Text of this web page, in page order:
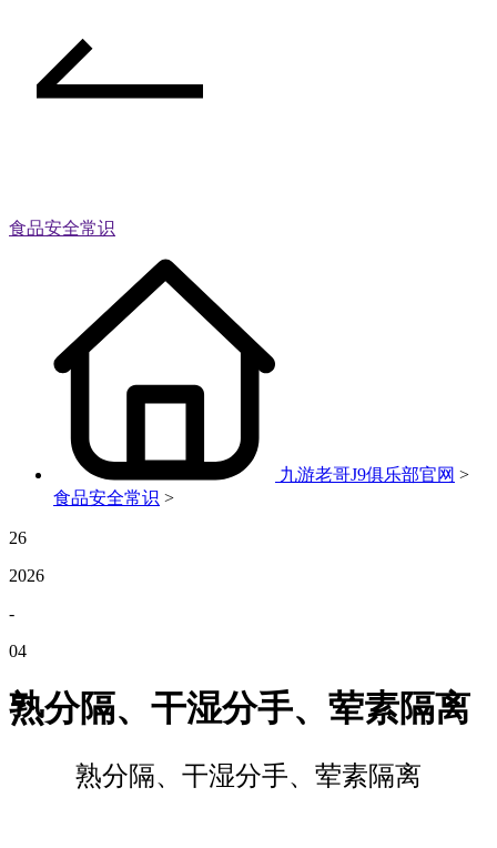
食品安全常识
九游老哥J9俱乐部官网 >
食品安全常识 >
26
2026
-
04
熟分隔、干湿分手、荤素隔离
熟分隔、干湿分手、荤素隔离